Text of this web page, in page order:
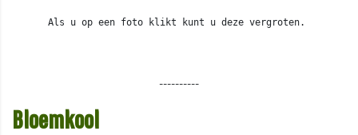
Als u op een foto klikt kunt u deze vergroten.
----------
Bloemkool